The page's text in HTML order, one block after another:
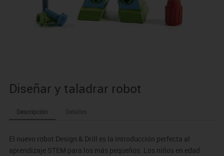
Diseñar y taladrar robot
Descripción Detalles
El nuevo robot Design & Drill es la introducción perfecta al
aprendizaje STEM para los más pequeños. Los niños en edad